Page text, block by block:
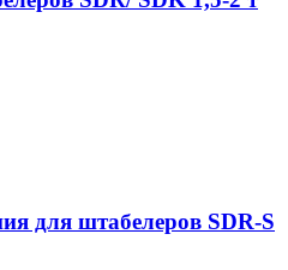
для штабелеров SDR-S